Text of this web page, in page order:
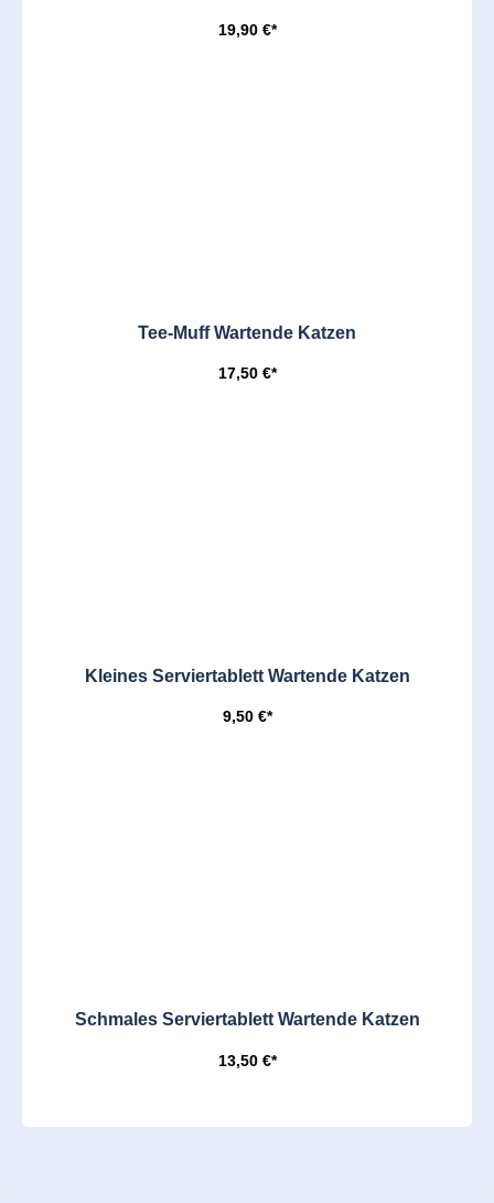
19,90 €*
Tee-Muff Wartende Katzen
17,50 €*
Kleines Serviertablett Wartende Katzen
9,50 €*
Schmales Serviertablett Wartende Katzen
13,50 €*